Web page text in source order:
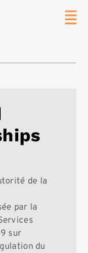
de la
par la
sur
du
Master
Contact